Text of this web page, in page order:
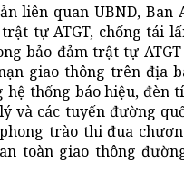
liên quan UBND, Ban
tự ATGT, chống tái
bảo đảm trật tự
giao thông trên địa
hệ thống báo hiệu, đèn
và các tuyến đường
trào thi đua
toàn giao thông